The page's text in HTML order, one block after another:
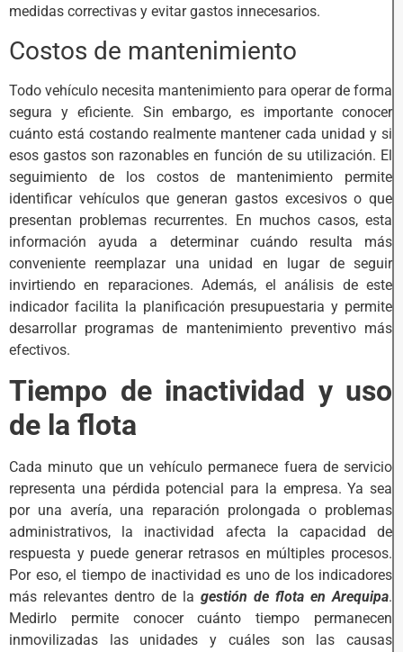
medidas correctivas y evitar gastos innecesarios.
Costos de mantenimiento
Todo vehículo necesita mantenimiento para operar de forma
segura y eficiente. Sin embargo, es importante conocer
cuánto está costando realmente mantener cada unidad y si
esos gastos son razonables en función de su utilización. El
seguimiento de los costos de mantenimiento permite
identificar vehículos que generan gastos excesivos o que
presentan problemas recurrentes. En muchos casos, esta
información ayuda a determinar cuándo resulta más
conveniente reemplazar una unidad en lugar de seguir
invirtiendo en reparaciones. Además, el análisis de este
indicador facilita la planificación presupuestaria y permite
desarrollar programas de mantenimiento preventivo más
efectivos.
Tiempo de inactividad y uso
de la flota
Cada minuto que un vehículo permanece fuera de servicio
representa una pérdida potencial para la empresa. Ya sea
por una avería, una reparación prolongada o problemas
administrativos, la inactividad afecta la capacidad de
respuesta y puede generar retrasos en múltiples procesos.
Por eso, el tiempo de inactividad es uno de los indicadores
más relevantes dentro de la gestión de flota en Arequipa.
Medirlo permite conocer cuánto tiempo permanecen
inmovilizadas las unidades y cuáles son las causas